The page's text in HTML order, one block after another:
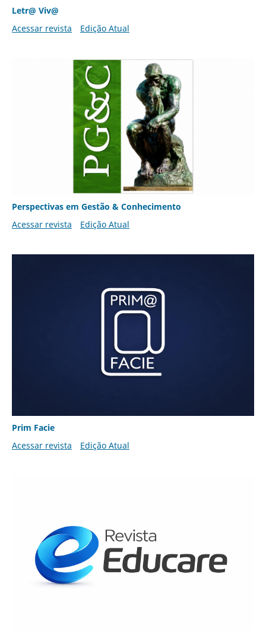
Letr@ Viv@
Acessar revista
Edição Atual
Perspectivas em Gestão & Conhecimento
Acessar revista
Edição Atual
Prim Facie
Acessar revista
Edição Atual